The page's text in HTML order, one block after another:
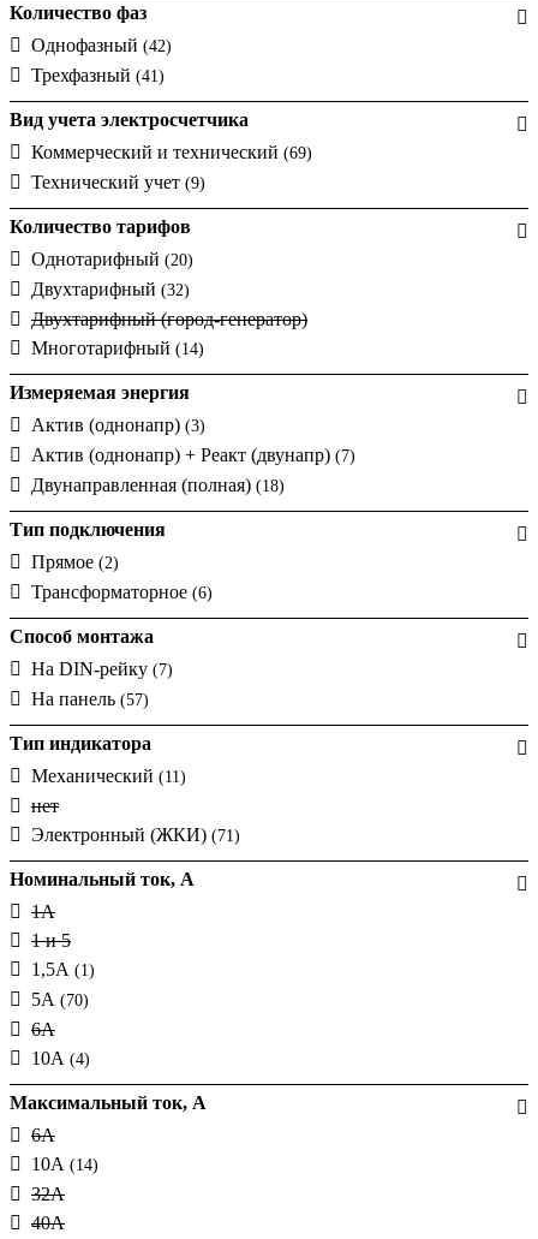
SEZ (Словакия)
Smart-MAIC (+15)
Socomec (Франция)
Sungrow (Китай)(+1)
TeleTec (Украина)
UEK (Украина)
Новатек-Электро (Украина)
Количество фаз
Однофазный (42)
Трехфазный (41)
Вид учета электросчетчика
Коммерческий и технический (69)
Технический учет (9)
Количество тарифов
Однотарифный (20)
Двухтарифный (32)
Двухтарифный (город-генератор)
Многотарифный (14)
Измеряемая энергия
Актив (однонапр) (3)
Актив (однонапр) + Реакт (двунапр) (7)
Двунаправленная (полная) (18)
Тип подключения
Прямое (2)
Трансформаторное (6)
Способ монтажа
На DIN-рейку (7)
На панель (57)
Тип индикатора
Механический (11)
нет
Электронный (ЖКИ) (71)
Номинальный ток, A
1А
1 и 5
1,5А (1)
5А (70)
6А
10А (4)
Максимальный ток, А
6А
10А (14)
32А
40А